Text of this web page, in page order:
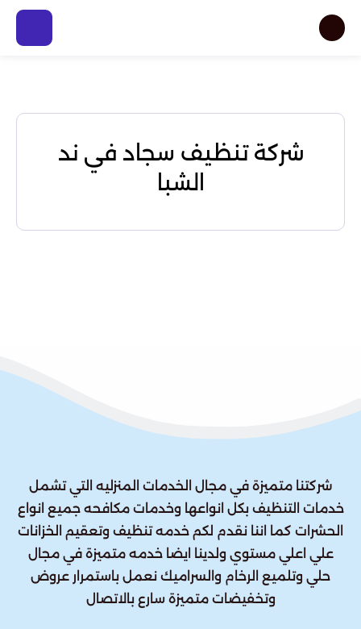
شركة تنظيف سجاد في ند
الشبا
شركتنا متميزة في مجال الخدمات المنزليه التي تشمل
خدمات التنظيف بكل انواعها وخدمات مكافحه جميع انواع
الحشرات كما اننا نقدم لكم خدمه تنظيف وتعقيم الخزانات
علي اعلي مستوي ولدينا ايضا خدمه متميزة في مجال
حلي وتلميع الرخام والسراميك نعمل باستمرار عروض
وتخفيضات متميزة سارع بالاتصال